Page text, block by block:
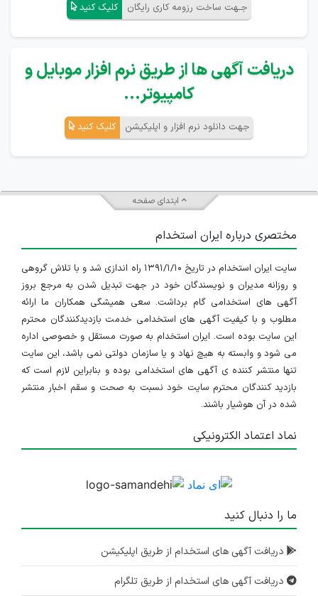
جـهت ساخت رزومه کاری رایگان کلیک کنید
دریافت آگهی ها از طریق نرم افزار موبایل و
کامپیوتر...
جهت دانلود نرم افزار و اپلیکیشن کلیک کنید
ابتدای صفحه
مختصری درباره ایران استخدام
سایت ایران استخدام در تاریخ ۱۳۹۱/۱/۱۰ راه اندازی شد و با تلاش گروهی
و روزانه مدیران و نویسندگان خود در جهت تبدیل شدن به مرجع بروز
آگهی های استخدامی گام برداشت. سعی همیشگی همکاران ما ارائه
مطلوب و با کیفیت آگهی های استخدامی خدمت بازدیدکنندگان محترم
این سایت بوده است. ایران استخدام به صورت مستقل و خصوصی اداره
می شود و وابسته به هیچ نهاد و یا سازمان دولتی نمی باشد، این سایت
تنها منتشر کننده ی آگهی های استخدامی بوده و بنابراین لازم است که
بازدید کنندگان محترم سایت خود نسبت به صحت و سقم اخبار منتشر
شده در آن هوشیار باشند.
نماد اعتماد الکترونیکی
ما را دنبال کنید
دریافت آگهی های استخدام از طریق اپلیکیشن
دریافت آگهی های استخدام از طریق تلگرام